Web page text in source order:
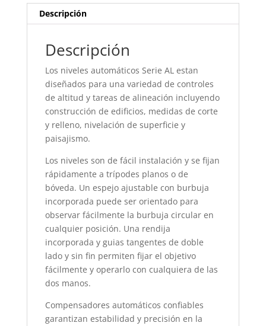
Descripción
Descripción
Los niveles automáticos Serie AL estan
diseñados para una variedad de controles
de altitud y tareas de alineación incluyendo
construcción de edificios, medidas de corte
y relleno, nivelación de superficie y
paisajismo.
Los niveles son de fácil instalación y se fijan
rápidamente a trípodes planos o de
bóveda. Un espejo ajustable con burbuja
incorporada puede ser orientado para
observar fácilmente la burbuja circular en
cualquier posición. Una rendija
incorporada y guias tangentes de doble
lado y sin fin permiten fijar el objetivo
fácilmente y operarlo con cualquiera de las
dos manos.
Compensadores automáticos confiables
garantizan estabilidad y precisión en la